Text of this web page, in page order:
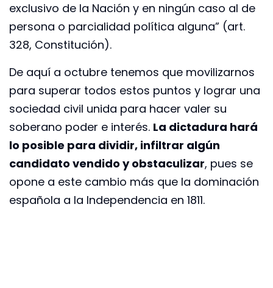
exclusivo de la Nación y en ningún caso al de
persona o parcialidad política alguna” (art.
328, Constitución).
De aquí a octubre tenemos que movilizarnos
para superar todos estos puntos y lograr una
sociedad civil unida para hacer valer su
soberano poder e interés. La dictadura hará
lo posible para dividir, infiltrar algún
candidato vendido y obstaculizar, pues se
opone a este cambio más que la dominación
española a la Independencia en 1811.